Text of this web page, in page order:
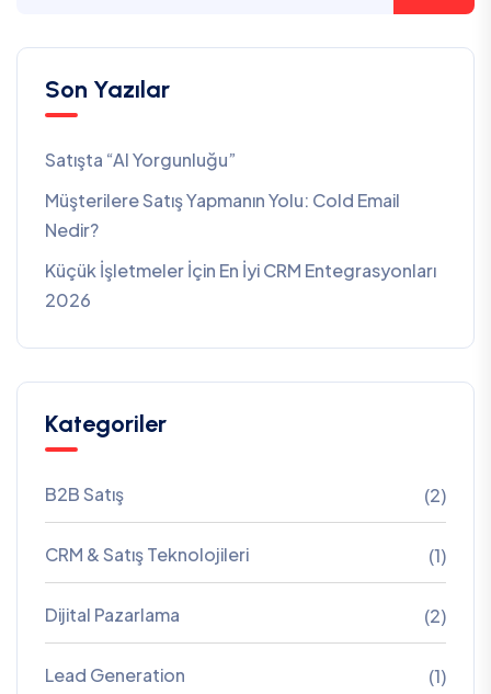
Son Yazılar
Satışta “AI Yorgunluğu”
Müşterilere Satış Yapmanın Yolu: Cold Email
Nedir?
Küçük İşletmeler İçin En İyi CRM Entegrasyonları
2026
Kategoriler
B2B Satış (2)
CRM & Satış Teknolojileri (1)
Dijital Pazarlama (2)
Lead Generation (1)